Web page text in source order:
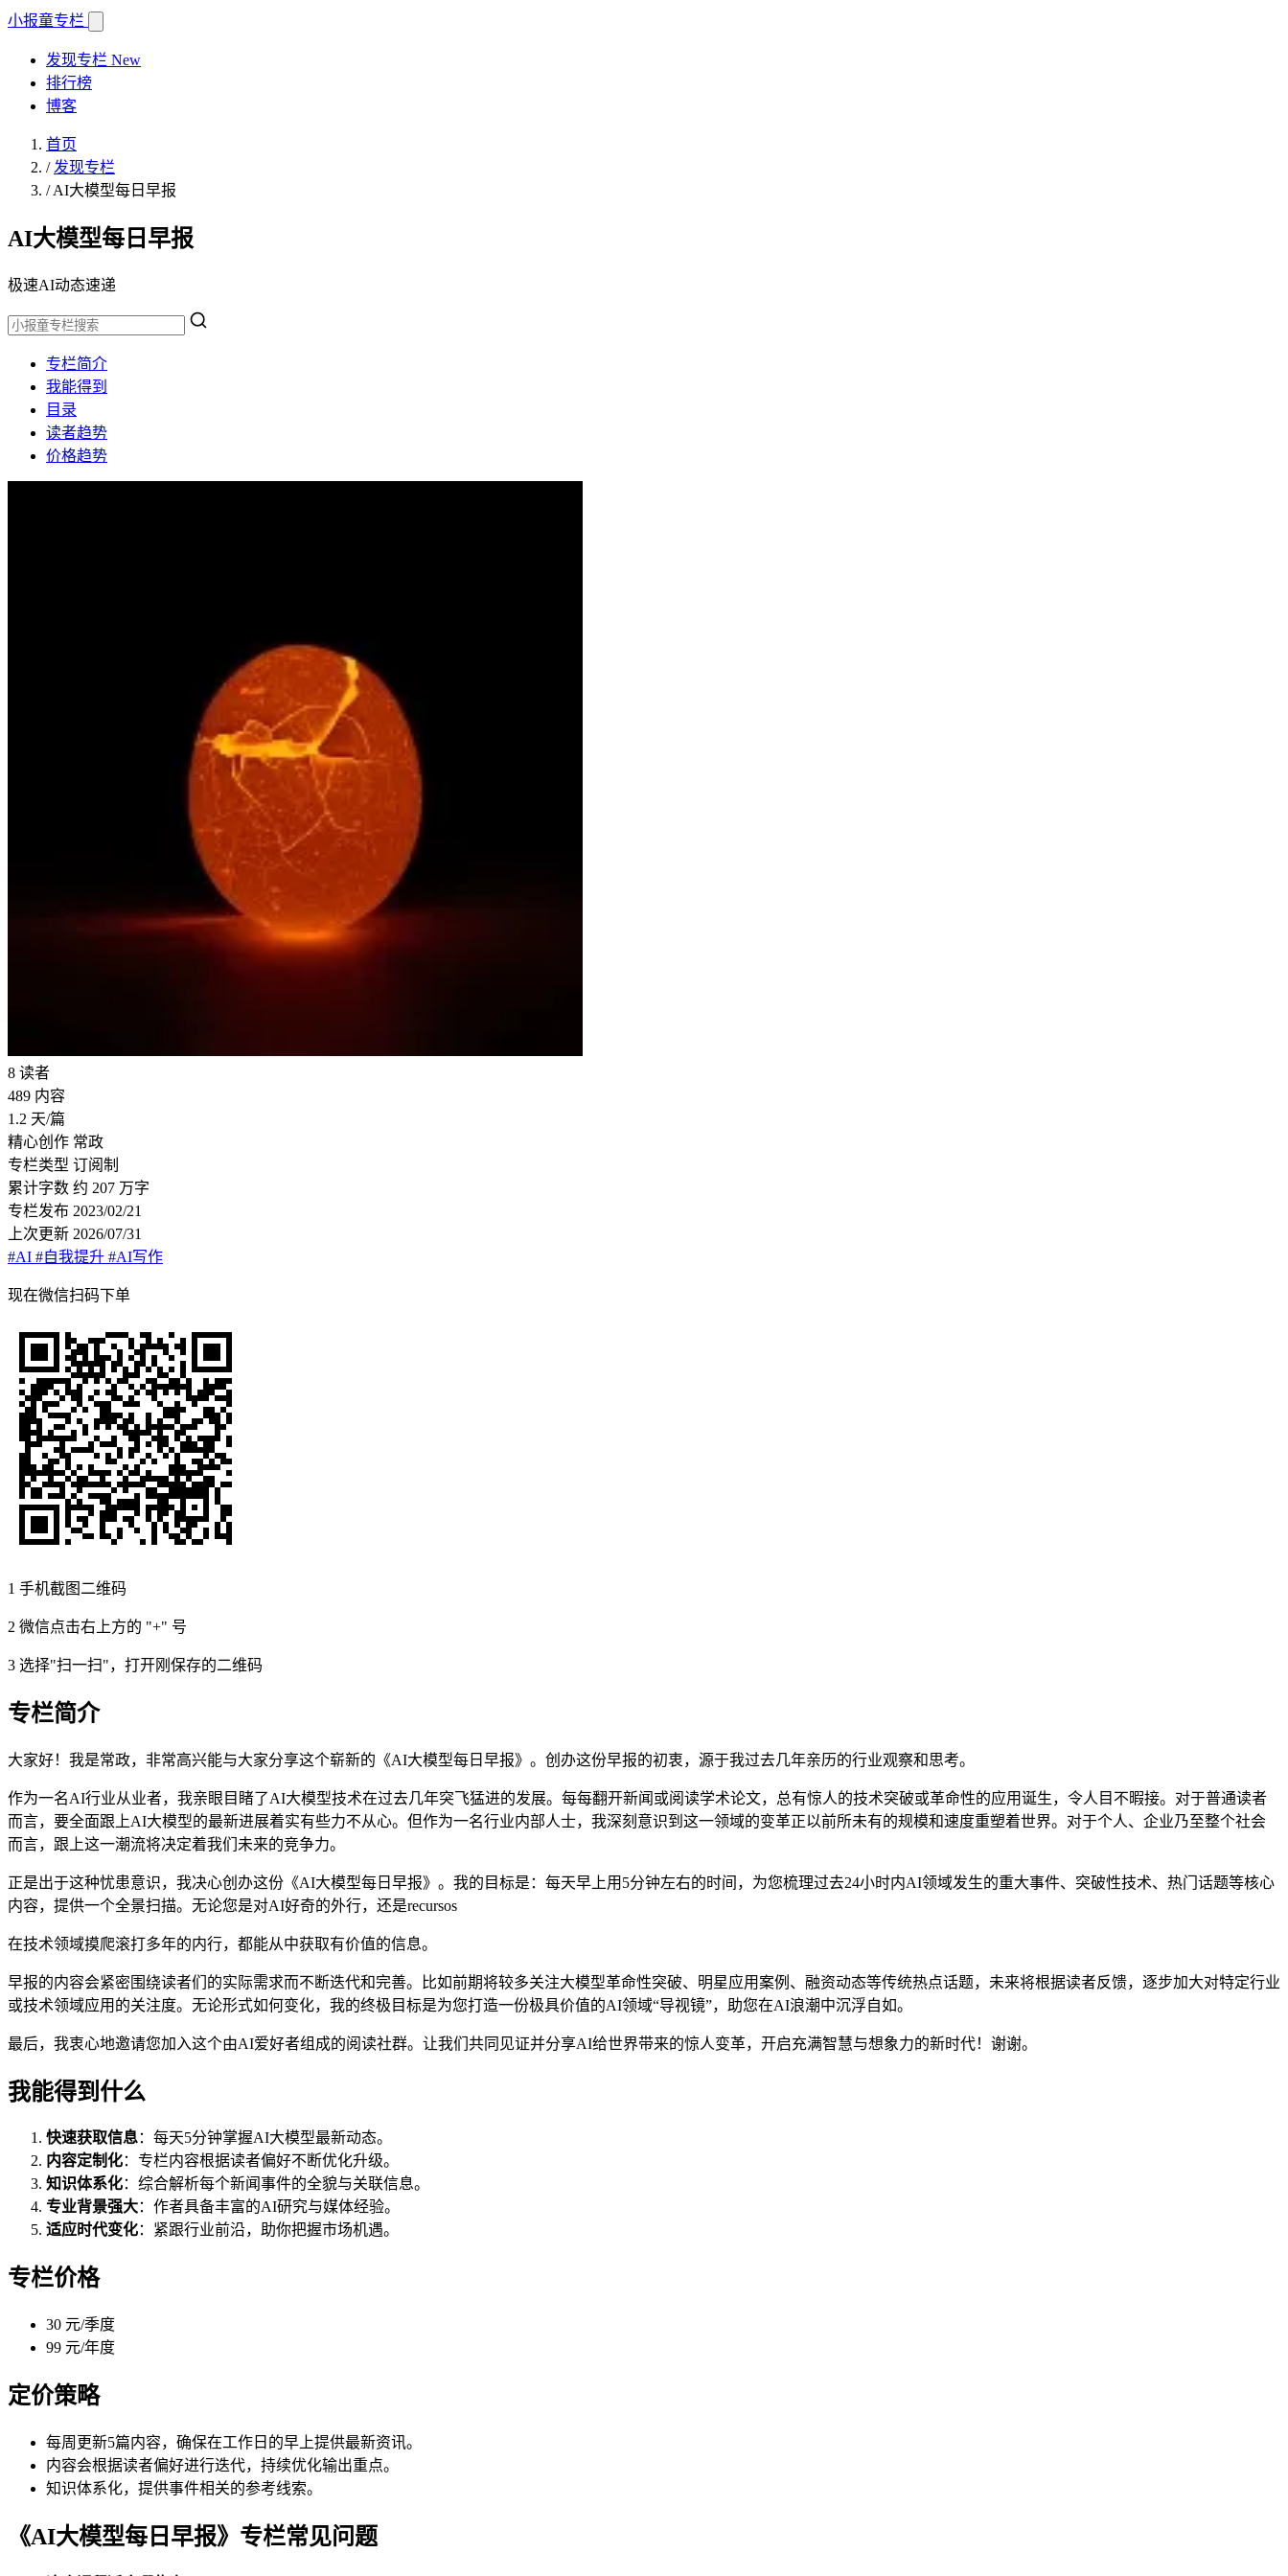
小报童专栏
发现专栏 New
排行榜
博客
首页
/ 发现专栏
/AI大模型每日早报
AI大模型每日早报
极速AI动态速递
专栏简介
我能得到
目录
读者趋势
价格趋势
8 读者
489 内容
1.2 天/篇
精心创作 常政
专栏类型 订阅制
累计字数 约 207 万字
专栏发布 2023/02/21
上次更新 2026/07/31
#AI #自我提升 #AI写作
现在微信扫码下单
1 手机截图二维码
2 微信点击右上方的 "+" 号
3 选择"扫一扫"，打开刚保存的二维码
专栏简介
大家好！我是常政，非常高兴能与大家分享这个崭新的《AI大模型每日早报》。创办这份早报的初衷，源于我过去几年亲历的行业观察和思考。
作为一名AI行业从业者，我亲眼目睹了AI大模型技术在过去几年突飞猛进的发展。每每翻开新闻或阅读学术论文，总有惊人的技术突破或革命性的应用诞生，令人目不暇接。对于普通读者
而言，要全面跟上AI大模型的最新进展着实有些力不从心。但作为一名行业内部人士，我深刻意识到这一领域的变革正以前所未有的规模和速度重塑着世界。对于个人、企业乃至整个社会
而言，跟上这一潮流将决定着我们未来的竞争力。
正是出于这种忧患意识，我决心创办这份《AI大模型每日早报》。我的目标是：每天早上用5分钟左右的时间，为您梳理过去24小时内AI领域发生的重大事件、突破性技术、热门话题等核心
内容，提供一个全景扫描。无论您是对AI好奇的外行，还是recursos
在技术领域摸爬滚打多年的内行，都能从中获取有价值的信息。
早报的内容会紧密围绕读者们的实际需求而不断迭代和完善。比如前期将较多关注大模型革命性突破、明星应用案例、融资动态等传统热点话题，未来将根据读者反馈，逐步加大对特定行业
或技术领域应用的关注度。无论形式如何变化，我的终极目标是为您打造一份极具价值的AI领域“导视镜”，助您在AI浪潮中沉浮自如。
最后，我衷心地邀请您加入这个由AI爱好者组成的阅读社群。让我们共同见证并分享AI给世界带来的惊人变革，开启充满智慧与想象力的新时代！谢谢。
我能得到什么
快速获取信息：每天5分钟掌握AI大模型最新动态。
内容定制化：专栏内容根据读者偏好不断优化升级。
知识体系化：综合解析每个新闻事件的全貌与关联信息。
专业背景强大：作者具备丰富的AI研究与媒体经验。
适应时代变化：紧跟行业前沿，助你把握市场机遇。
专栏价格
30 元/季度
99 元/年度
定价策略
每周更新5篇内容，确保在工作日的早上提供最新资讯。
内容会根据读者偏好进行迭代，持续优化输出重点。
知识体系化，提供事件相关的参考线索。
《AI大模型每日早报》专栏常见问题